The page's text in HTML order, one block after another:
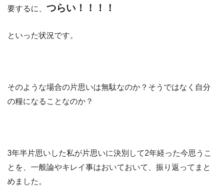
要するに、 つらい！！！！
といった状況です。
そのような場合の片思いは無駄なのか？そうではなく自分
の糧になることなのか？
3年半片思いした私が片思いに決別して2年経った今思うこ
とを、一般論やキレイ事はおいておいて、振り返ってまと
めました。